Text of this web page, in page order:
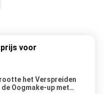
voor
het Verspreiden
Oogmake-up met